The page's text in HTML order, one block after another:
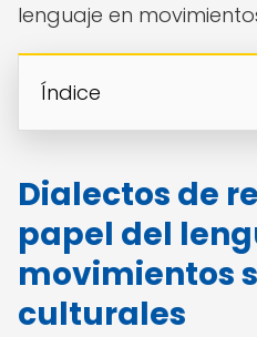
lenguaje en
Índice
Dialectos de
papel del
movimientos
culturales